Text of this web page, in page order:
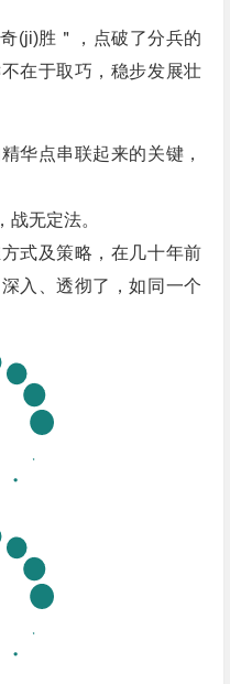
(ji)胜＂，点破了分兵的
在于取巧，稳步发展壮
华点串联起来的关键，
战无定法。
式及策略，在几十年前
入、透彻了，如同一个